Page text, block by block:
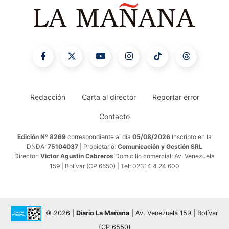
Redacción Carta al director Reportar error
Contacto
Edición Nº 8269 correspondiente al día 05/08/2026 Inscripto en la
DNDA: 75104037 | Propietario: Comunicación y Gestión SRL
Director: Victor Agustín Cabreros Domicilio comercial: Av. Venezuela
159 | Bolívar (CP 6550) | Tel: 02314 4 24 600
© 2026 | Diario La Mañana | Av. Venezuela 159 | Bolívar
(CP 6550)